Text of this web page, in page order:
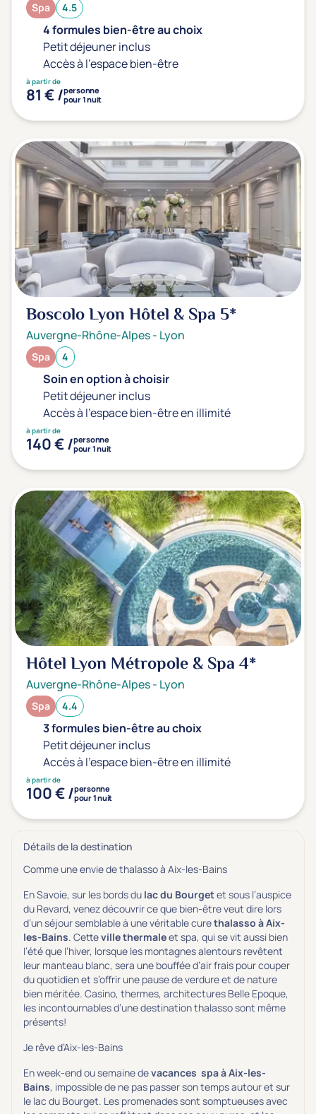
Spa 4.5
4 formules bien-être au choix
Petit déjeuner inclus
Accès à l'espace bien-être
à partir de
81 € /personne
pour 1 nuit
Boscolo Lyon Hôtel & Spa 5*
Auvergne-Rhône-Alpes- Lyon
Spa 4
Soin en option à choisir
Petit déjeuner inclus
Accès à l'espace bien-être en illimité
à partir de
140 € /personne
pour 1 nuit
Hôtel Lyon Métropole & Spa4*
Auvergne-Rhône-Alpes- Lyon
Spa 4.4
3 formules bien-être au choix
Petit déjeuner inclus
Accès à l'espace bien-être en illimité
à partir de
100 € /personne
pour 1 nuit
Détails de la destination
Comme une envie de thalasso à Aix-les-Bains
En Savoie, sur les bords du lac du Bourgetet sous l’auspice
du Revard, venez découvrir ce que bien-être veut dire lors
d’un séjour semblable à une véritable curethalasso à Aix-
les-Bains. Cetteville thermaleet spa, qui se vit aussi bien
l’été que l’hiver, lorsque les montagnes alentours revêtent
leur manteau blanc, sera une bouffée d’air frais pour couper
du quotidien et s’offrir une pause de verdure et de nature
bien méritée. Casino, thermes, architectures Belle Epoque,
les incontournables d’une destination thalasso sont même
présents!
Je rêve d’Aix-les-Bains
En week-end ou semaine devacances spa à Aix-les-
Bains, impossible de ne pas passer son temps autour et sur
le lac du Bourget. Les promenades sont somptueuses avec